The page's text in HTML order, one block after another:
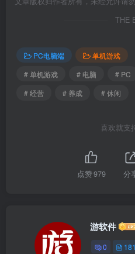
THE
PC电脑端
单机游戏
# 单机游戏
# 电脑 # PC
# 经营
# 养成 # 休闲
喜欢就支
点赞979 分
游软件
0 181